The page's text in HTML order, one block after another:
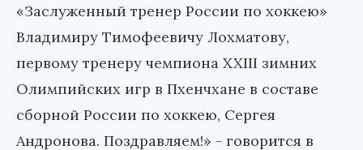
«Заслуженный тренер России по хоккею»
Владимиру Тимофеевичу Лохматову,
первому тренеру чемпиона XXIII зимних
Олимпийских игр в Пхенчхане в составе
сборной России по хоккею, Сергея
Андронова. Поздравляем!» - говорится в